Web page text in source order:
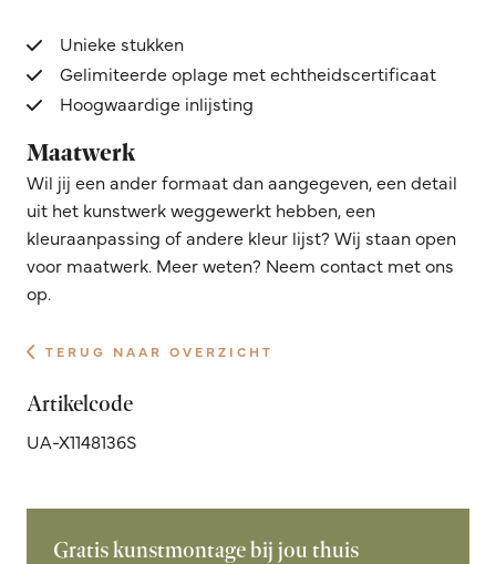
Unieke stukken
Gelimiteerde oplage met echtheidscertificaat
Hoogwaardige inlijsting
Maatwerk
Wil jij een ander formaat dan aangegeven, een detail
uit het kunstwerk weggewerkt hebben, een
kleuraanpassing of andere kleur lijst? Wij staan open
voor maatwerk. Meer weten? Neem contact met ons
op.
TERUG NAAR OVERZICHT
Artikelcode
UA-X1148136S
Gratis kunstmontage bij jou thuis